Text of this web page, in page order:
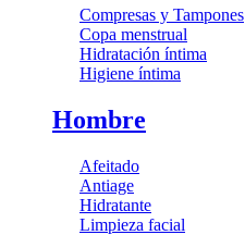
Compresas y Tampones
Copa menstrual
Hidratación íntima
Higiene íntima
Hombre
Afeitado
Antiage
Hidratante
Limpieza facial